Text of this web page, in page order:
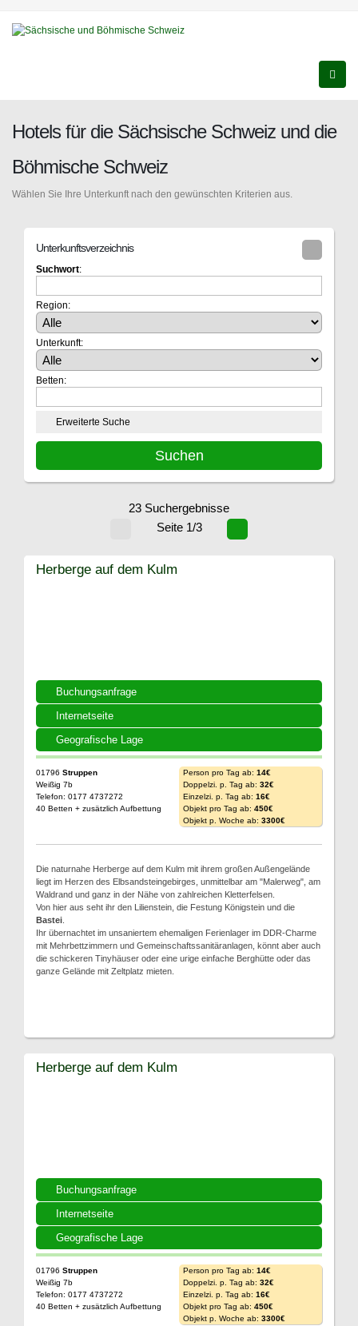
Hotels für die Sächsische Schweiz und die
Böhmische Schweiz
Wählen Sie Ihre Unterkunft nach den gewünschten Kriterien aus.
Unterkunftsverzeichnis
Suchwort:
Region:
Unterkunft:
Betten:
Erweiterte Suche
23 Suchergebnisse
Seite 1/3
Buchungsanfrage
Internetseite
Geografische Lage
Herberge auf dem Kulm
01796 Struppen
Weißig 7b
Telefon: 0177 4737272
40 Betten + zusätzlich Aufbettung
Person pro Tag ab: 14€
Doppelzi. p. Tag ab: 32€
Einzelzi. p. Tag ab: 16€
Objekt pro Tag ab: 450€
Objekt p. Woche ab: 3300€
Die naturnahe Herberge auf dem Kulm mit ihrem großen Außengelände
liegt im Herzen des Elbsandsteingebirges, unmittelbar am "Malerweg", am
Waldrand und ganz in der Nähe von zahlreichen Kletterfelsen.
Von hier aus seht ihr den Lilienstein, die Festung Königstein und die
Bastei
Ihr übernachtet im unsaniertem ehemaligen Ferienlager im DDR-Charme
mit Mehrbettzimmern und Gemeinschaftssanitäranlagen, könnt aber auch
die schickeren Tinyhäuser oder eine urige einfache Berghütte oder das
ganze Gelände mit Zeltplatz mieten.
Buchungsanfrage
Internetseite
Geografische Lage
Herberge auf dem Kulm
01796 Struppen
Weißig 7b
Telefon: 0177 4737272
40 Betten + zusätzlich Aufbettung
Person pro Tag ab: 14€
Doppelzi. p. Tag ab: 32€
Einzelzi. p. Tag ab: 16€
Objekt pro Tag ab: 450€
Objekt p. Woche ab: 3300€